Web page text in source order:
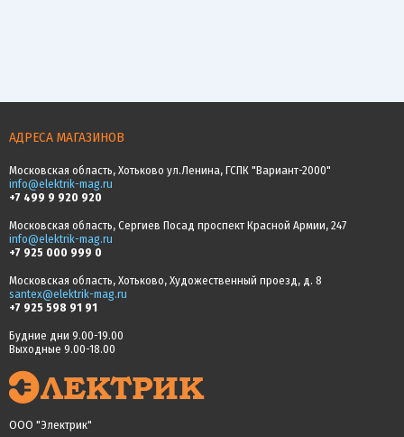
АДРЕСА МАГАЗИНОВ
Московская область, Хотьково ул.Ленина, ГСПК "Вариант-2000"
info@elektrik-mag.ru
+7 499 9 920 920
Московская область, Сергиев Посад проспект Красной Армии, 247
info@elektrik-mag.ru
+7 925 000 999 0
Московская область, Хотьково, Художественный проезд, д. 8
santex@elektrik-mag.ru
+7 925 598 91 91
Будние дни 9.00-19.00
Выходные 9.00-18.00
ООО "Электрик"